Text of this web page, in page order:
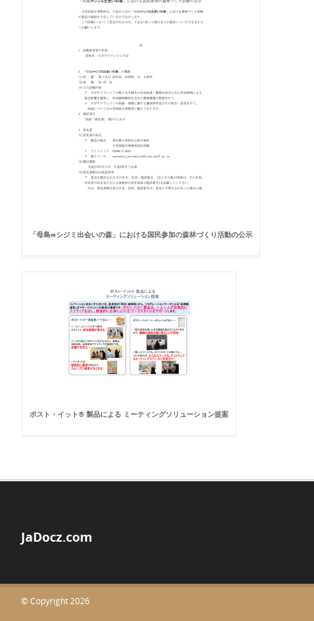
「母島∞シジミ出会いの森」における国民参加の森林づくり活動の公示
ポスト・イット® 製品による ミーティングソリューション提案
JaDocz.com
© Copyright 2026